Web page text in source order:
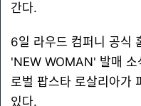
간다.
6일 라우드 컴퍼니 공식
'NEW WOMAN' 발매 소
로벌 팝스타 로살리아가
있다.